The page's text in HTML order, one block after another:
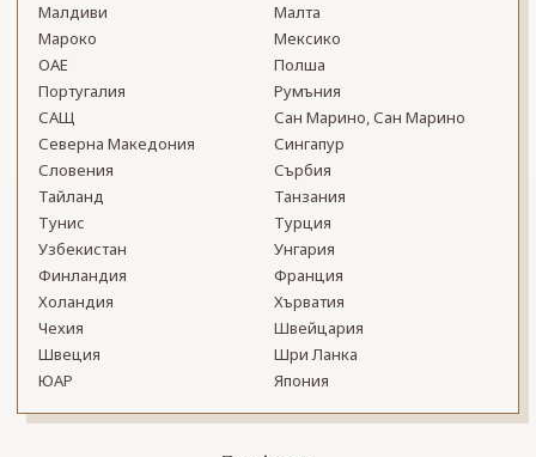
Малдиви
Малта
Мароко
Мексико
ОАЕ
Полша
Португалия
Румъния
САЩ
Сан Марино, Сан Марино
Северна Македония
Сингапур
Словения
Сърбия
Тайланд
Танзания
Тунис
Турция
Узбекистан
Унгария
Финландия
Франция
Холандия
Хърватия
Чехия
Швейцария
Швеция
Шри Ланка
ЮАР
Япония